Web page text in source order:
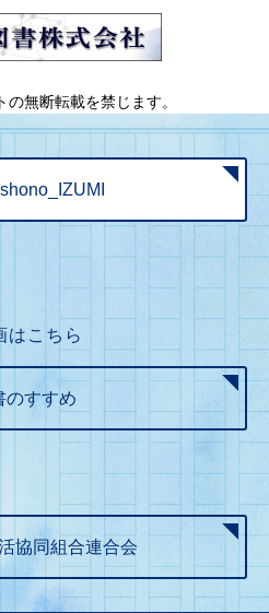
無断転載を禁じます。
はこちら
のすすめ
協同組合連合会